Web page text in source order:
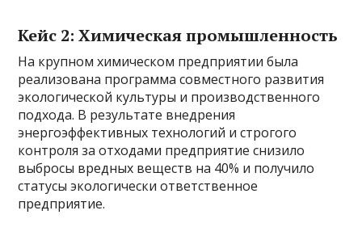
Кейс 2: Химическая промышленность
На крупном химическом предприятии была
реализована программа совместного развития
экологической культуры и производственного
подхода. В результате внедрения
энергоэффективных технологий и строгого
контроля за отходами предприятие снизило
выбросы вредных веществ на 40% и получило
статусы экологически ответственное
предприятие.